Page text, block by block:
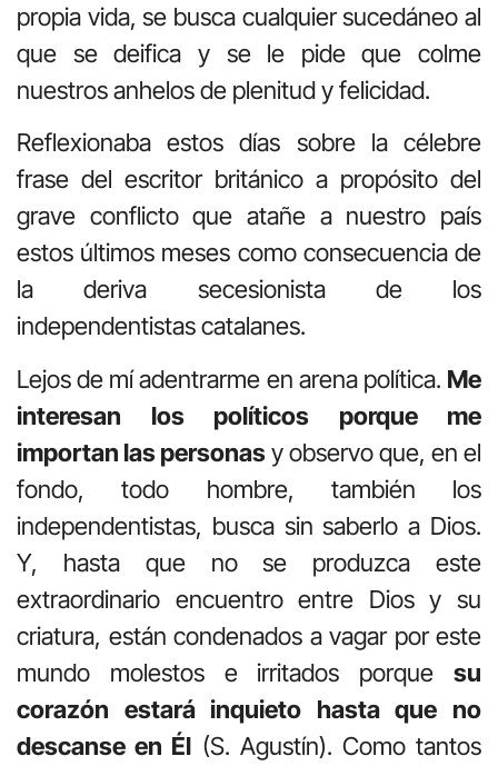
propia vida, se busca cualquier sucedáneo al
que se deifica y se le pide que colme
nuestros anhelos de plenitud y felicidad.
Reflexionaba estos días sobre la célebre
frase del escritor británico a propósito del
grave conflicto que atañe a nuestro país
estos últimos meses como consecuencia de
la deriva secesionista de los
independentistas catalanes.
Lejos de mí adentrarme en arena política. Me
interesan los políticos porque me
importan las personasy observo que, en el
fondo, todo hombre, también los
independentistas, busca sin saberlo a Dios.
Y, hasta que no se produzca este
extraordinario encuentro entre Dios y su
criatura, están condenados a vagar por este
mundo molestos e irritados porque su
corazón estará inquieto hasta que no
descanse en Él (S. Agustín). Como tantos